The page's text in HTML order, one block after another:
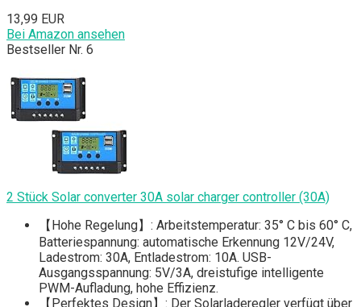
13,99 EUR
Bei Amazon ansehen
Bestseller Nr. 6
2 Stück Solar converter 30A solar charger controller (30A)
【Hohe Regelung】: Arbeitstemperatur: 35° C bis 60° C,
Batteriespannung: automatische Erkennung 12V/24V,
Ladestrom: 30A, Entladestrom: 10A. USB-
Ausgangsspannung: 5V/3A, dreistufige intelligente
PWM-Aufladung, hohe Effizienz.
【Perfektes Design】: Der Solarladeregler verfügt über